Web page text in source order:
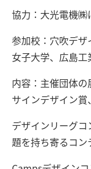
協力：大光電機㈱
参加校：穴吹デ
女子大学、広島工
内容：主催団体
サインデザイン賞
デザインリーグ
題を持ち寄るコン